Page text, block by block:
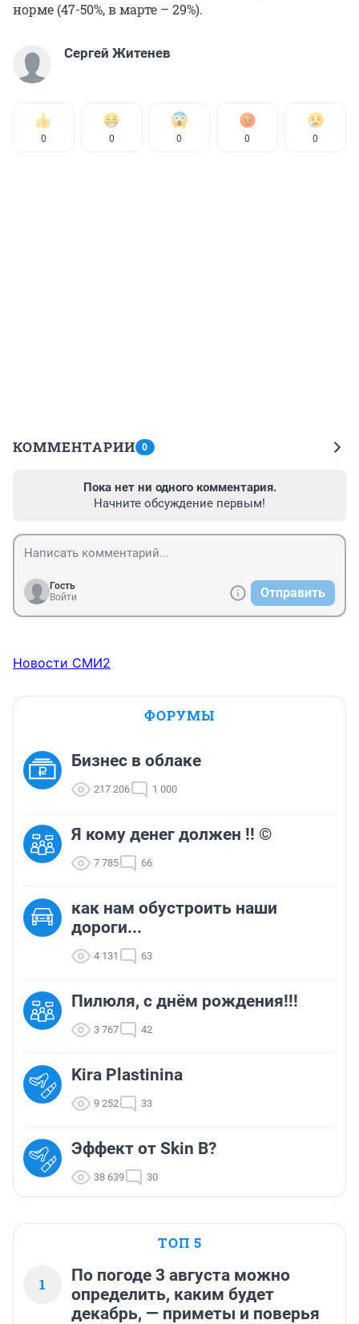
норме (47-50%, в марте – 29%).
Сергей Житенев
0 0 0 0 0
КОММЕНТАРИИ 0
Пока нет ни одного комментария.
Начните обсуждение первым!
Гость
Войти
Отправить
Новости СМИ2
ФОРУМЫ
Бизнес в облаке
217 206 1 000
Я кому денег должен !! ©
7 785 66
как нам обустроить наши
дороги...
4 131 63
Пилюля, с днём рождения!!!
3 767 42
Kira Plastinina
9 252 33
Эффект от Skin B?
38 639 30
ТОП 5
1
По погоде 3 августа можно
определить, каким будет
декабрь, — приметы и поверья